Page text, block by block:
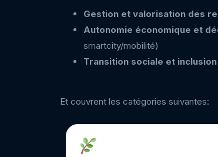
Gestion et valorisation des
Autonomie économique et
smartcity/mobilité)
Transition sociale et inclusion
Et couvrent les catégories suivantes: